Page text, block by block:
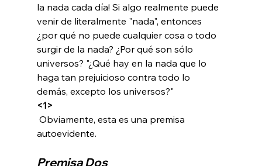
la nada cada día! Si algo realmente puede
venir de literalmente "nada", entonces
¿por qué no puede cualquier cosa o todo
surgir de la nada? ¿Por qué son sólo
universos? "¿Qué hay en la nada que lo
haga tan prejuicioso contra todo lo
demás, excepto los universos?"
<1>
Premisa Dos